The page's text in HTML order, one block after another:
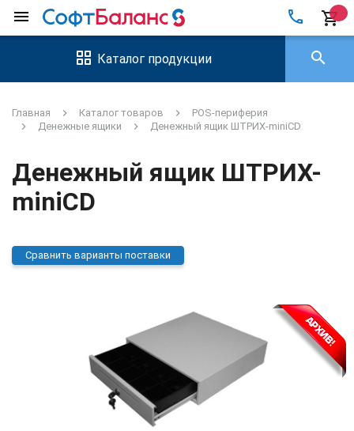
menu local_phone shopping_cart
Каталог продукции search
Главная Каталог товаров
POS-периферия
Денежные ящики
Денежный ящик ШТРИХ-miniCD
Денежный ящик ШТРИХ-
miniCD
Сравнить варианты поставки